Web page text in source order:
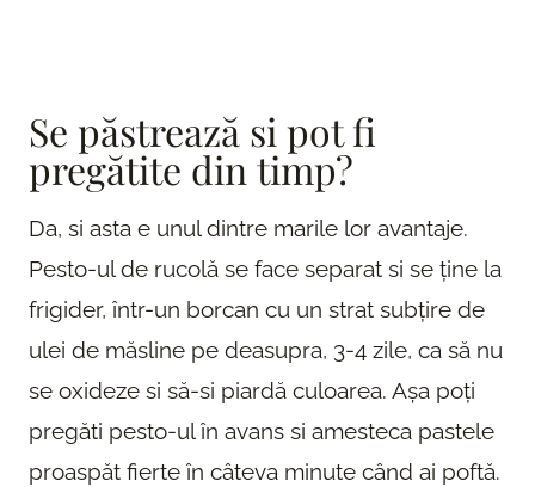
Se păstrează si pot fi
pregătite din timp?
Da, si asta e unul dintre marile lor avantaje.
Pesto-ul de rucolă se face separat si se ține la
frigider, într-un borcan cu un strat subțire de
ulei de măsline pe deasupra, 3-4 zile, ca să nu
se oxideze si să-si piardă culoarea. Așa poți
pregăti pesto-ul în avans si amesteca pastele
proaspăt fierte în câteva minute când ai poftă.